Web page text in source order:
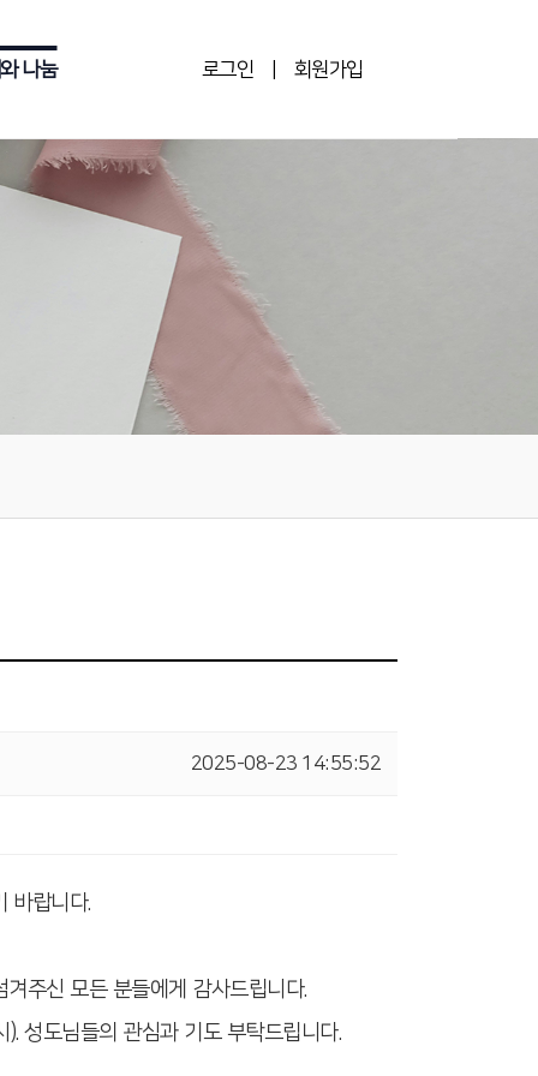
나눔 로그인 회원가입
2025-08-23 14:55:52
바랍니다.
주신 모든 분들에게 감사드립니다.
성도님들의 관심과 기도 부탁드립니다.